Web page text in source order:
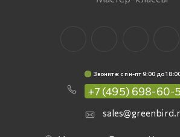
Звоните: c пн-пт 9:00 до
+7 (495) 698-60-